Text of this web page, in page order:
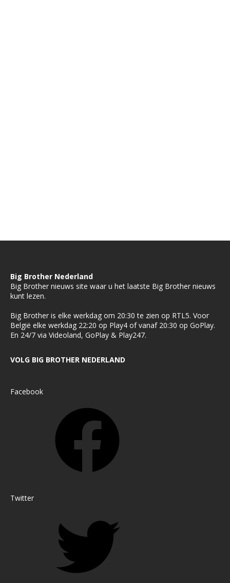
Big Brother Nederland
Big Brother nieuws site waar u het laatste Big Brother nieuws
kunt lezen.
Big Brother is elke werkdag om 20:30 te zien op RTL5. Voor
België elke werkdag 22:20 op Play4 of vanaf 20:30 op GoPlay.
En 24/7 via Videoland, GoPlay & Play247.
VOLG BIG BROTHER NEDERLAND
Facebook
Twitter